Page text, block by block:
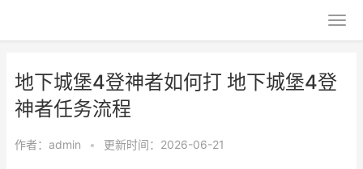
地下城堡4登神者如何打 地下城堡4登
神者任务流程
作者： admin • 更新时间：2026-06-21